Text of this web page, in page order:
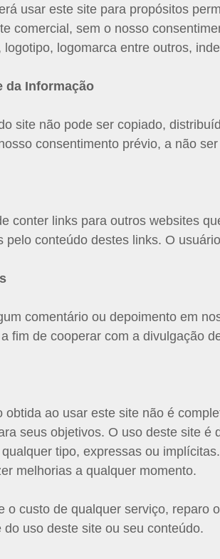
usar este site para propósitos
comercial, sem o nosso
logotipo, logomarca entre outros,
da Informação
site não pode ser copiado,
consentimento prévio, a não
conter links para outros websites
pelo conteúdo destes links. O
comentário ou depoimento em
fim de cooperar com a divulgação
obtida ao usar este site não é
seus objetivos. O uso deste site
tipo, expressas ou
melhorias a qualquer momento.
o custo de qualquer serviço, reparo
do uso deste site ou seu conteúdo.